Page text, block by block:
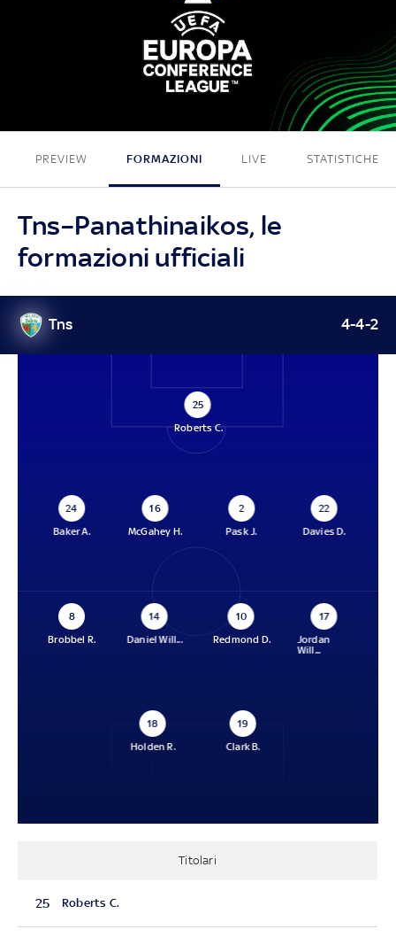
0 - 2
PREVIEW FORMAZIONI LIVE STATISTICHE
Tns–Panathinaikos, le
formazioni ufficiali
Tns 4-4-2
25
Roberts C.
24
Baker A.
16
McGahey H.
2
Pask J.
22
Davies D.
8
Brobbel R.
14
Daniel Will...
10
Redmond D.
17
Jordan
Will...
18
Holden R.
19
Clark B.
Titolari
25 Roberts C.